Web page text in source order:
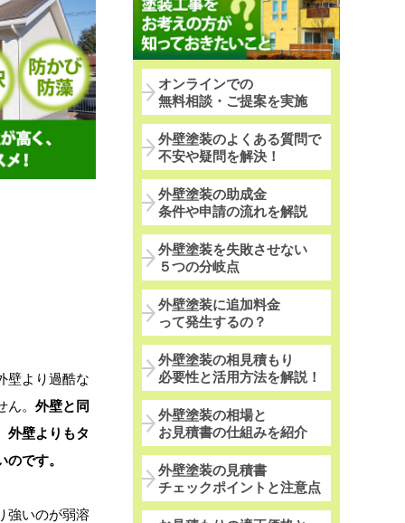
より過酷な
。 外壁と同
外壁よりもタ
です。
いのが弱溶
オンラインでの
無料相談・ご提案を実施
外壁塗装のよくある質問で
不安や疑問を解決！
外壁塗装の助成金
条件や申請の流れを解説
外壁塗装を失敗させない
５つの分岐点
外壁塗装に追加料金
って発生するの？
外壁塗装の相見積もり
必要性と活用方法を解説！
外壁塗装の相場と
お見積書の仕組みを紹介
外壁塗装の見積書
チェックポイントと注意点